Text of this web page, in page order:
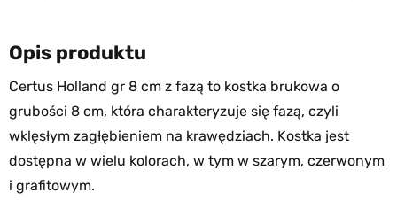
Opis produktu
Certus Holland gr 8 cm z fazą to kostka brukowa o
grubości 8 cm, która charakteryzuje się fazą, czyli
wklęsłym zagłębieniem na krawędziach. Kostka jest
dostępna w wielu kolorach, w tym w szarym, czerwonym
i grafitowym.